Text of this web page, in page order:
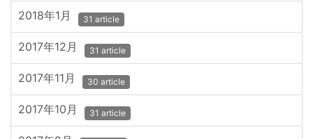
2018年1月 31 article
2017年12月 31 article
2017年11月 30 article
2017年10月 31 article